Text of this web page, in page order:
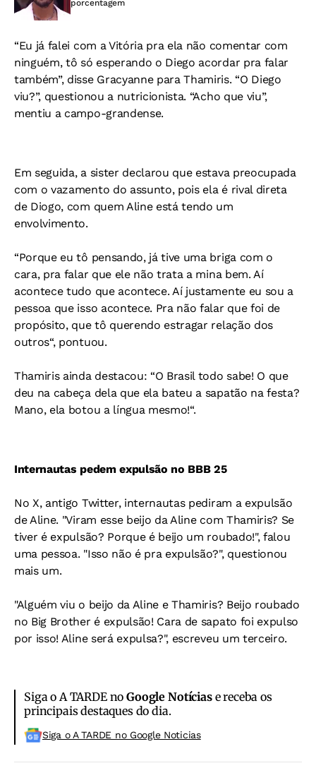
porcentagem
“Eu já falei com a Vitória pra ela não comentar com
ninguém, tô só esperando o Diego acordar pra falar
também”, disse Gracyanne para Thamiris. “O Diego
viu?”, questionou a nutricionista. “Acho que viu”,
mentiu a campo-grandense.
Em seguida, a sister declarou que estava preocupada
com o vazamento do assunto, pois ela é rival direta
de Diogo, com quem Aline está tendo um
envolvimento.
“Porque eu tô pensando, já tive uma briga com o
cara, pra falar que ele não trata a mina bem. Aí
acontece tudo que acontece. Aí justamente eu sou a
pessoa que isso acontece. Pra não falar que foi de
propósito, que tô querendo estragar relação dos
outros“, pontuou.
Thamiris ainda destacou: “O Brasil todo sabe! O que
deu na cabeça dela que ela bateu a sapatão na festa?
Mano, ela botou a língua mesmo!“.
Internautas pedem expulsão no BBB 25
No X, antigo Twitter, internautas pediram a expulsão
de Aline. "Viram esse beijo da Aline com Thamiris? Se
tiver é expulsão? Porque é beijo um roubado!", falou
uma pessoa. "Isso não é pra expulsão?", questionou
mais um.
"Alguém viu o beijo da Aline e Thamiris? Beijo roubado
no Big Brother é expulsão! Cara de sapato foi expulso
por isso! Aline será expulsa?", escreveu um terceiro.
Siga o A TARDE noGoogle Notíciase receba os
principais destaques do dia.
Siga o A TARDE no Google Noticias